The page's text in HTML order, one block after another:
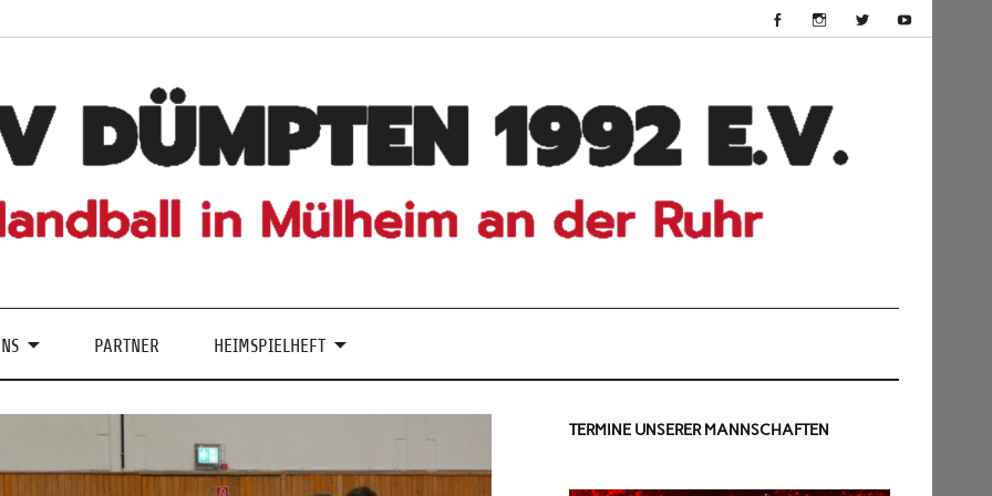
PARTNER HEIMSPIELHEFT
TERMINE UNSERER MANNSCHAFTEN